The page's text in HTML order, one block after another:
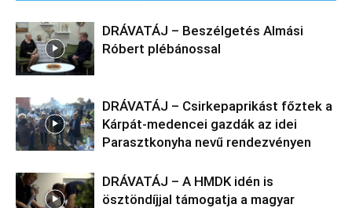
DRÁVATÁJ – Beszélgetés Almási
Róbert plébánossal
DRÁVATÁJ – Csirkepaprikást főztek a
Kárpát-medencei gazdák az idei
Parasztkonyha nevű rendezvényen
DRÁVATÁJ – A HMDK idén is
ösztöndíjjal támogatja a magyar